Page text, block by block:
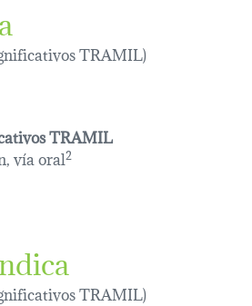
TRAMIL)
TRAMIL
vía oral2
TRAMIL)